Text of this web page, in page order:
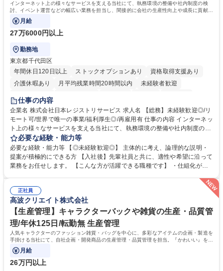
インターネット上の様々なサービスを支える当社にて、執務環境の整備や社内制度の検
討、イベント運営などの幅広い業務を担当し、間接的に会社の生産性向上や成長に貢献し
ている部署です。
月給
27万6000円以上
勤務地
東京都千代田区
年間休日120日以上
ストックオプションあり
資格取得支援あり
介護休暇あり
月平均残業時間20時間以内
未経験者歓迎
住宅手当あり
完全週休2日制
交通費支給 駅近5分以内 土日祝休み 服装自由
仕事の内容
企業名 株式会社日本レジストリサービス 求人名 【総務】未経験歓迎◎/リ
モート可/世界で唯一の事業/福利厚生◎/再雇用有 仕事の内容 インターネッ
ト上の様々なサービスを支える当社にて、執務環境の整備や社内制度の検
討、イベント運営などの幅広い業務を担当し、間接的に会社の生産性向上
や成長に貢献している部署です。 会社の全メンバーが安心して長く成果を
発揮できる環境を整えるために、毎日のメンテナンスや維持管理に加え、
新たな施策検討を積極的に行っていただき、会社全体を巻き込み課題解決
善・イベント企画/運営・非常時の対応 など、本人の希望や適性によって
幅広い業務の体得が可能で、多様なキャリアパスを描くことも可能です。
募集職種 【総務】未経験歓迎◎/リモート可/世界で唯一の事業/福利厚生◎/
再雇用有
必要な経験・能力等
必要な経験・能力等 【◎未経験歓迎◎】 主体的に考え、論理的な説明・
提案が積極的にできる方 【入社後】先輩社員と共に、適性や希望に沿って
業務をお任せします。 【こんな方が活躍できる職種です】 ・仕組化が好
様々な立場で物事を考えられる・定型業務だけでなく突発的な出来事にも
対処できる・新しいことに興味関心がある 【魅力】■自己啓発支援：資格
取得や通信教育など費用の80%（年間25万円まで）を補助 ■住宅手当：家
賃の50%（月額7万円まで）を補助 学歴・資格 学歴：大学院 大学 語学
力： 資格：
正社員
高波クリエイト株式会社
【生産管理】キャラクターバックや雑貨の生産・品質管
理/年休125日/転勤無 生産管理
人気キャラクターのファッション雑貨・バッグを中心に、多彩なアイテムの企画・製造を
手掛ける当社にて、自社企画・開発商品の生産管理・品質管理を担当。『かわいい』を届
けるやりがいのあるポジションです。
月給
26万円以上